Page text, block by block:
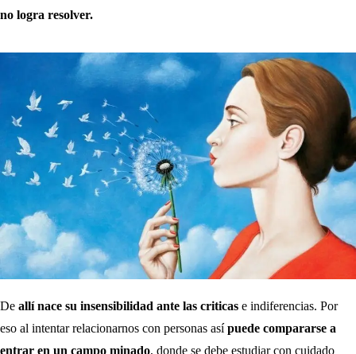
no logra resolver.
De allí nace su insensibilidad ante las criticas e indiferencias. Por
eso al intentar relacionarnos con personas asípuede compararse a
entrar en un campo minado, donde se debe estudiar con cuidado